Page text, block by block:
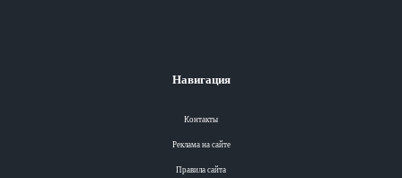
Навигация
Контакты
Реклама на сайте
Правила сайта